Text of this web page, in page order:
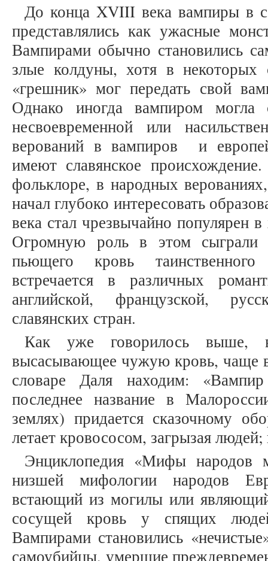
До конца XVIII века вампиры в
представлялись как ужасные
Вампирами обычно становились
злые колдуны, хотя в некоторых
«грешник» мог передать свой
Однако иногда вампиром могла
несвоевременной или
верований в вампиров и
имеют славянское
фольклоре, в народных
начал глубоко интересовать
века стал чрезвычайно популярен
Огромную роль в этом сыграли
пьющего кровь таинственного
встречается в различных
английской, французской,
славянских стран.
Как уже говорилось выше,
высасывающее чужую кровь, чаще
словаре Даля находим:
последнее название в
землях) придается сказочному
летает кровососом, загрызая
Энциклопедия «Мифы народов
низшей мифологии народов
встающий из могилы или
сосущей кровь у спящих
Вампирами становились
самоубийцы, умершие